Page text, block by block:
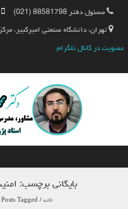
مسئول دفتر 88581798 (021)
تهران، دانشگاه صنعتی امیرکبیر، مرکز
عضویت در کانال تلگرام
بایگانی برچسب:
خانه/ Posts Tagged "امنیت سایبری نیروگاه شریعتی"